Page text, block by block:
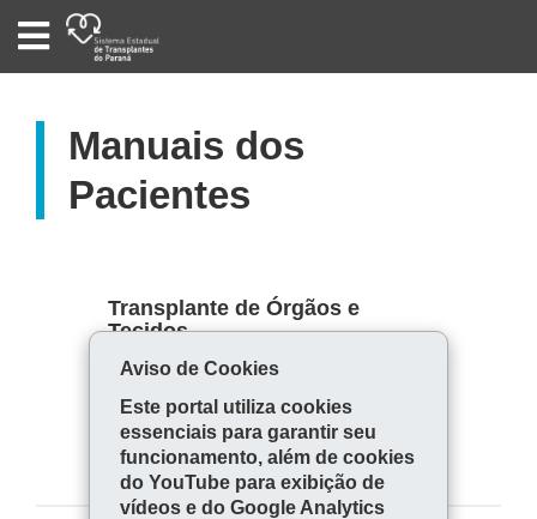
SISTEMA
ESTADUAL
TRANSPLANTES
Manuais dos
Pacientes
Transplante de Órgãos e
Tecidos
clique e faça o download
Aviso de Cookies
Este portal utiliza cookies
essenciais para garantir seu
funcionamento, além de cookies
do YouTube para exibição de
vídeos e do Google Analytics